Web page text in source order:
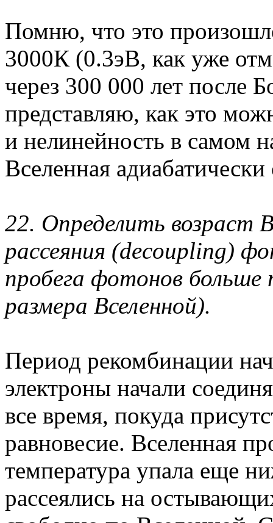
Помню, что это
3000К (0.3эВ, как уже
через 300 000 лет после
представляю, как это
и нелинейность в самом
Вселенная
22. Определить возраст
рассеяния (decoupling)
пробега фотонов больше
размера Вселенной).
Период рекомбинации
электроны начали
все время, покуда
равновесие. Вселенная
температура упала еще
рассеялись на